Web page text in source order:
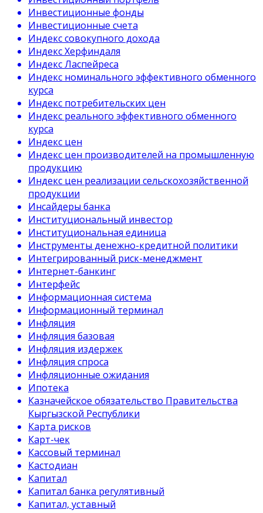
Инвестиционные фонды
Инвестиционные счета
Индекс совокупного дохода
Индекс Херфиндаля
Индекс Ласпейреса
Индекс номинального эффективного обменного
курса
Индекс потребительских цен
Индекс реального эффективного обменного
курса
Индекс цен
Индекс цен производителей на промышленную
продукцию
Индекс цен реализации сельскохозяйственной
продукции
Инсайдеры банка
Институциональный инвестор
Институциональная единица
Инструменты денежно-кредитной политики
Интегрированный риск-менеджмент
Интернет-банкинг
Интерфейс
Информационная система
Информационный терминал
Инфляция
Инфляция базовая
Инфляция издержек
Инфляция спроса
Инфляционные ожидания
Ипотека
Казначейское обязательство Правительства
Кыргызской Республики
Карта рисков
Карт-чек
Кассовый терминал
Кастодиан
Капитал
Капитал банка регулятивный
Капитал, уставный